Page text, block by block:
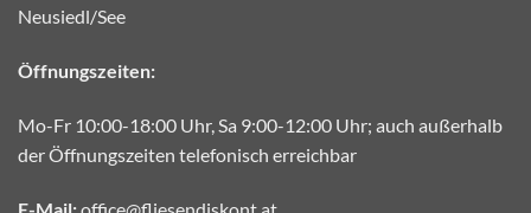
Neusiedl/See
Öffnungszeiten:
Mo-Fr 10:00-18:00 Uhr, Sa 9:00-12:00 Uhr; auch außerhalb
der Öffnungszeiten telefonisch erreichbar